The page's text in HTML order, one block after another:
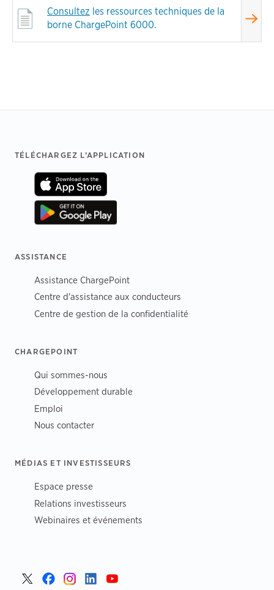
Consultez les ressources techniques de la
borne ChargePoint 6000.
Footer
TÉLÉCHARGEZ L’APPLICATION
ASSISTANCE
Assistance ChargePoint
Centre d'assistance aux conducteurs
Centre de gestion de la confidentialité
CHARGEPOINT
Qui sommes-nous
Développement durable
Emploi
Nous contacter
MÉDIAS ET INVESTISSEURS
Espace presse
Relations investisseurs
Webinaires et événements